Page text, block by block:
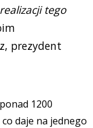
tego
prezydent
1200
daje na jednego